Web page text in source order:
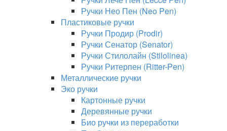
Ручки Нео Пен (Neo Pen)
Пластиковые ручки
Ручки Продир (Prodir)
Ручки Сенатор (Senator)
Ручки Стилолайн (Stilolinea)
Ручки Ритерпен (Ritter-Pen)
Металлические ручки
Эко ручки
Картонные ручки
Деревянные ручки
Био ручки из переработки